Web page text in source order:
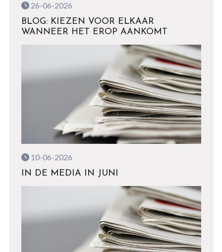
26-06-2026
BLOG: KIEZEN VOOR ELKAAR
WANNEER HET EROP AANKOMT
10-06-2026
IN DE MEDIA IN JUNI